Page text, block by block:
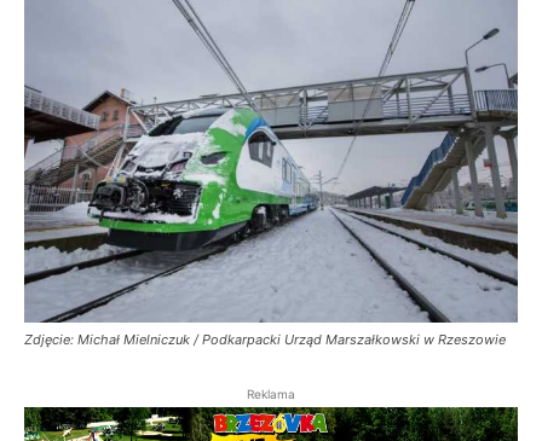
Zdjęcie: Michał Mielniczuk / Podkarpacki Urząd Marszałkowski w Rzeszowie
Reklama